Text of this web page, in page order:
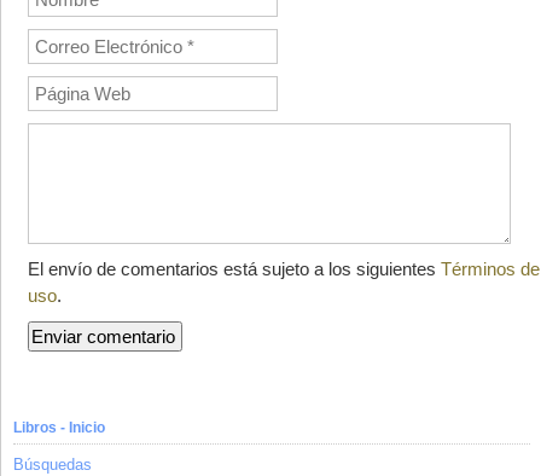
El envío de comentarios está sujeto a los siguientes Términos de
uso.
Libros - Inicio
Búsquedas